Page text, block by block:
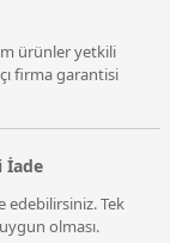
ürünler yetkili
firma garantisi
İade
edebilirsiniz. Tek
uygun olması.